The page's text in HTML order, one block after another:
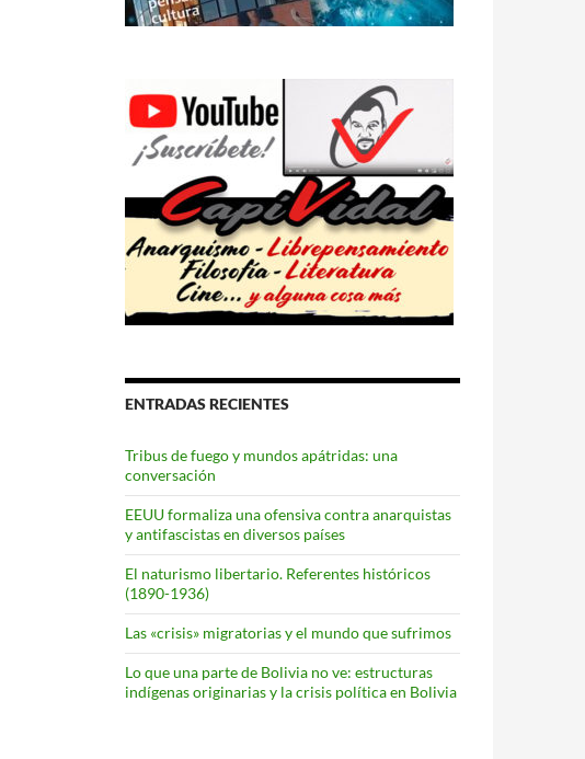
ENTRADAS RECIENTES
Tribus de fuego y mundos apátridas: una
conversación
EEUU formaliza una ofensiva contra anarquistas
y antifascistas en diversos países
El naturismo libertario. Referentes históricos
(1890-1936)
Las «crisis» migratorias y el mundo que sufrimos
Lo que una parte de Bolivia no ve: estructuras
indígenas originarias y la crisis política en Bolivia